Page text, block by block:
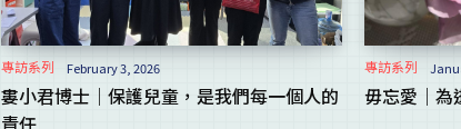
專訪系列 February 3, 2026
婁小君博士｜保護兒童，是我們每一個人的
責任
專訪系列
毋忘愛｜為